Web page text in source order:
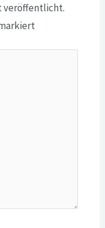
veröffentlicht.